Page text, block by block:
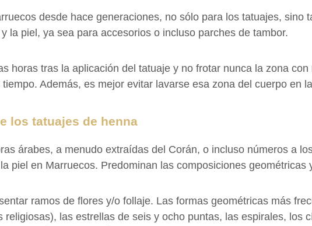
desde hace generaciones, no sólo para los tatuajes, sino
la piel, ya sea para accesorios o incluso parches de tambor.
horas tras la aplicación del tatuaje y no frotar nunca la zona
Además, es mejor evitar lavarse esa zona del cuerpo en
los tatuajes de henna
árabes, a menudo extraídas del Corán, o incluso números a
piel en Marruecos. Predominan las composiciones geométricas
ramos de flores y/o follaje. Las formas geométricas más
religiosas), las estrellas de seis y ocho puntas, las espirales, los